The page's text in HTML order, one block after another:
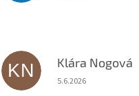
KN Klára Nogová
Hodnocení
5.6.2026